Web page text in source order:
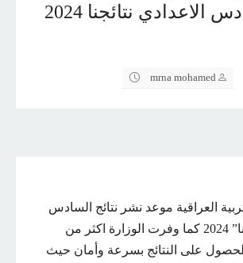
نتيجة السادس الاعدادي نتائجنا 2024
mrna mohamed
العراقية موعد نشر نتائج السادس
الاعدادي “نتائجنا” 2024 كما وفرت الوزارة اكثر من
على النتائج بسرعة وأمان حيث